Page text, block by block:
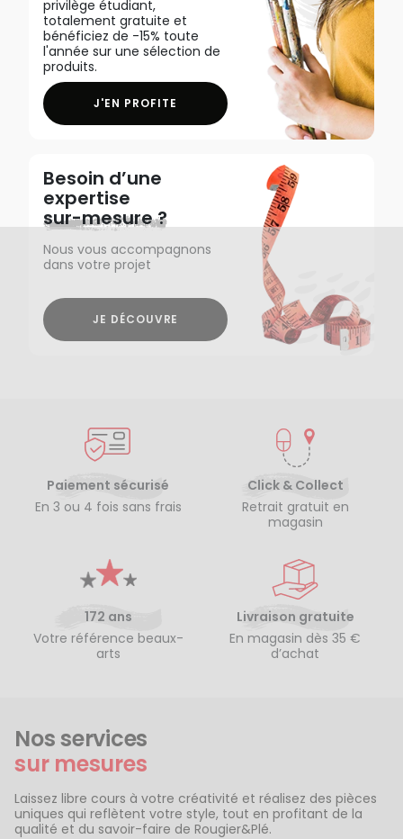
privilège étudiant,
totalement gratuite et
bénéficiez de -15% toute
l'année sur une sélection de
produits.
J'EN PROFITE
Besoin d’une
expertise
sur-mesure ?
Nous vous accompagnons
dans votre projet
JE DÉCOUVRE
Paiement sécurisé
En 3 ou 4 fois sans frais
Click & Collect
Retrait gratuit en
magasin
172 ans
Votre référence beaux-
arts
Livraison gratuite
En magasin dès 35 €
d’achat
Nos services
sur mesures
Laissez libre cours à votre créativité et réalisez des pièces
uniques qui reflètent votre style, tout en profitant de la
qualité et du savoir-faire de Rougier&Plé.